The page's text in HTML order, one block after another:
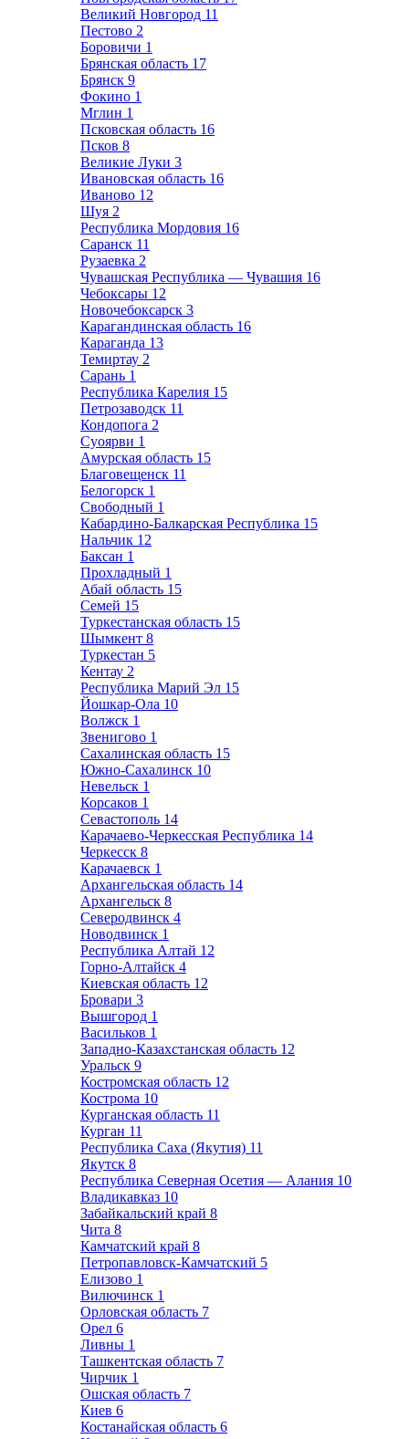
Великий Новгород 11
Пестово 2
Боровичи 1
Брянская область 17
Брянск 9
Фокино 1
Мглин 1
Псковская область 16
Псков 8
Великие Луки 3
Ивановская область 16
Иваново 12
Шуя 2
Республика Мордовия 16
Саранск 11
Рузаевка 2
Чувашская Республика — Чувашия 16
Чебоксары 12
Новочебоксарск 3
Карагандинская область 16
Караганда 13
Темиртау 2
Сарань 1
Республика Карелия 15
Петрозаводск 11
Кондопога 2
Суоярви 1
Амурская область 15
Благовещенск 11
Белогорск 1
Свободный 1
Кабардино-Балкарская Республика 15
Нальчик 12
Баксан 1
Прохладный 1
Абай область 15
Семей 15
Туркестанская область 15
Шымкент 8
Туркестан 5
Кентау 2
Республика Марий Эл 15
Йошкар-Ола 10
Волжск 1
Звенигово 1
Сахалинская область 15
Южно-Сахалинск 10
Невельск 1
Корсаков 1
Севастополь 14
Карачаево-Черкесская Республика 14
Черкесск 8
Карачаевск 1
Архангельская область 14
Архангельск 8
Северодвинск 4
Новодвинск 1
Республика Алтай 12
Горно-Алтайск 4
Киевская область 12
Бровари 3
Вышгород 1
Васильков 1
Западно-Казахстанская область 12
Уральск 9
Костромская область 12
Кострома 10
Курганская область 11
Курган 11
Республика Саха (Якутия) 11
Якутск 8
Республика Северная Осетия — Алания 10
Владикавказ 10
Забайкальский край 8
Чита 8
Камчатский край 8
Петропавловск-Камчатский 5
Елизово 1
Вилючинск 1
Орловская область 7
Орел 6
Ливны 1
Ташкентская область 7
Чирчик 1
Ошская область 7
Киев 6
Костанайская область 6